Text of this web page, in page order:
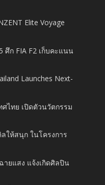
Elite Voyage
ศึก FIA F2 เก็บคะแนน
Launches Next-
ไทย เปิดตัวนวัตกรรม
ให้สนุก ในโครงการ
ายแสง แจ้งเกิดศิลปิน